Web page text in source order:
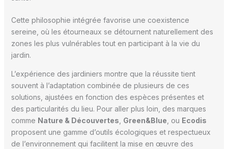
Cette philosophie intégrée favorise une coexistence
sereine, où les étourneaux se détournent naturellement des
zones les plus vulnérables tout en participant à la vie du
jardin.
L’expérience des jardiniers montre que la réussite tient
souvent à l’adaptation combinée de plusieurs de ces
solutions, ajustées en fonction des espèces présentes et
des particularités du lieu. Pour aller plus loin, des marques
comme Nature & Découvertes Green&Blue , ou Ecodis
proposent une gamme d’outils écologiques et respectueux
de l’environnement qui facilitent la mise en œuvre des